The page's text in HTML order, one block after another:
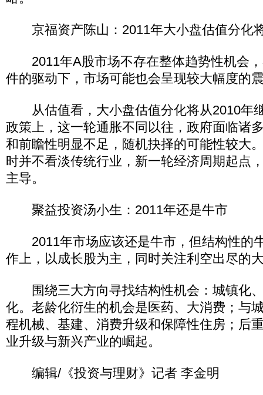
京福资产陈山：2011年大小盘估值分化
2011年A股市场不存在整体趋势性机会，
件的驱动下，市场可能也会呈现较大幅度的
从估值看，大小盘估值分化将从2010年
政策上，这一轮通胀不同以往，政府面临诸
和前瞻性明显不足，随机抉择的可能性较大
时并不看淡传统行业，新一轮经济周期起点
主导。
聚益投资汤小生：2011年还是牛市
2011年市场应该还是牛市，但结构性的
作上，以成长股为主，同时关注利空出尽的
围绕三大方向寻找结构性机会：城镇化
化。老龄化衍生的机会是医药、大消费；与
程机械、基建、消费升级和保障性住房；后
业升级与新兴产业的崛起。
编辑/《投资与理财》记者 李金明